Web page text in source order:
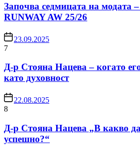
Започва седмицата на модата
RUNWAY AW 25/26
23.09.2025
7
Д-р Стояна Нацева – когато
като духовност
22.08.2025
8
Д-р Стояна Нацева „В какво
успешно?“